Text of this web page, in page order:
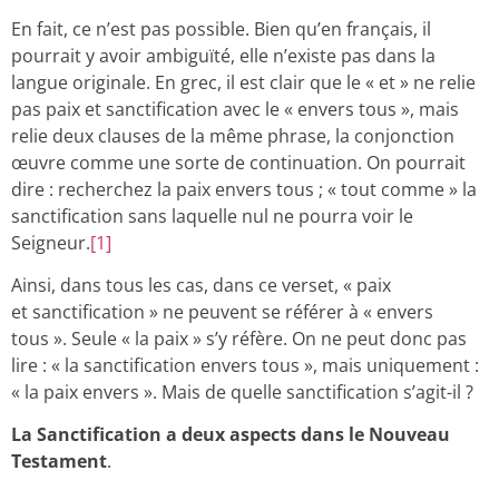
En fait, ce n’est pas possible. Bien qu’en français, il
pourrait y avoir ambiguïté, elle n’existe pas dans la
langue originale. En grec, il est clair que le « et » ne relie
pas paix et sanctification avec le « envers tous », mais
relie deux clauses de la même phrase, la conjonction
œuvre comme une sorte de continuation. On pourrait
dire : recherchez la paix envers tous ; « tout comme » la
sanctification sans laquelle nul ne pourra voir le
Seigneur.[1]
Ainsi, dans tous les cas, dans ce verset, « paix
et sanctification » ne peuvent se référer à « envers
tous ». Seule « la paix » s’y réfère. On ne peut donc pas
lire : « la sanctification envers tous », mais uniquement :
« la paix envers ». Mais de quelle sanctification s’agit-il ?
La Sanctification a deux aspects dans le Nouveau
Testament.